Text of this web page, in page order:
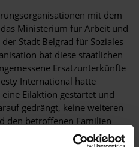
mit dem
Ministerium für Arbeit und
Stadt Belgrad für Soziales
bat diese staatlichen
Ersatzunterkünfte
International hatte
Eilaktion gestartet und
gedrängt, keine weiteren
den betroffenen Familien
bereit zu stellen.